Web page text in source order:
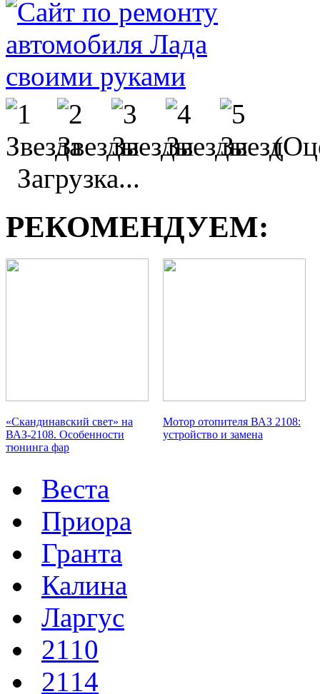
Загрузка...
РЕКОМЕНДУЕМ:
«Скандинавский свет» на
ВАЗ-2108. Особенности
тюнинга фар
Мотор отопителя ВАЗ 2108:
устройство и замена
Веста
Приора
Гранта
Калина
Ларгус
2110
2114